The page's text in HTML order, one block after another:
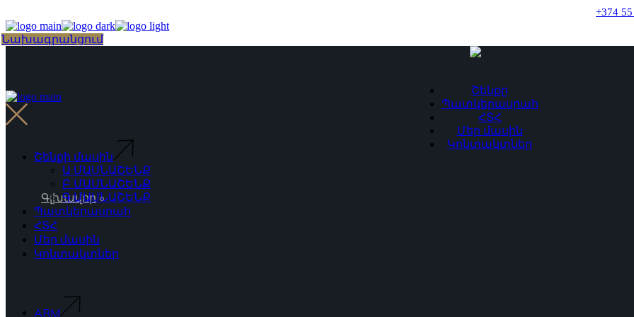
to
the
content
+374
Choose
Նախագրանցում
Շենքը
Պատկերասրահ
ՀՏՀ
Մեր մասին
Կոնտակտներ
Գլխավոր
Շենքի մասին
Ա ՄԱՍՆԱՇԵՆՔ
Բ ՄԱՍՆԱՇԵՆՔ
Գ ՄԱՍՆԱՇԵՆՔ
Պատկերասրահ
ՀՏՀ
Մեր մասին
Կոնտակտներ
ARM